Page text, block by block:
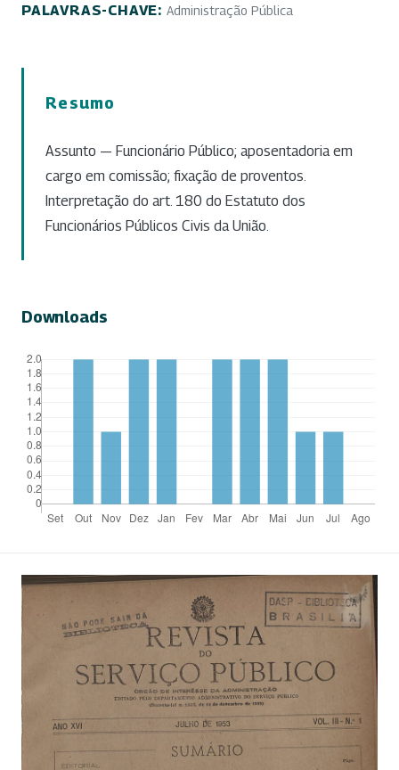
PALAVRAS-CHAVE: Administração Pública
Resumo
Assunto — Funcionário Público; aposentadoria em
cargo em comissão; fixação de proventos.
Interpretação do art. 180 do Estatuto dos
Funcionários Públicos Civis da União.
Downloads